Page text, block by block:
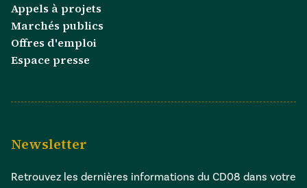
Appels à projets
Marchés publics
Offres d'emploi
Espace presse
Newsletter
Retrouvez les dernières informations du CD08 dans votre